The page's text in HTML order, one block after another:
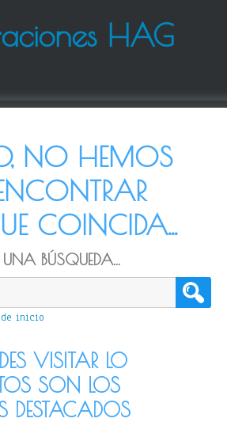
HAG
NO HEMOS
COINCIDA...
UNA BÚSQUEDA...
inicio
VISITAR LO
SON LOS
DESTACADOS